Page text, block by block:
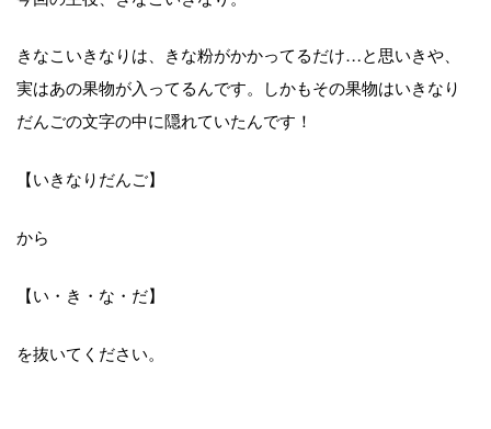
きなこいきなりは、きな粉がかかってるだけ…と思いきや、
実はあの果物が入ってるんです。しかもその果物はいきなり
だんごの文字の中に隠れていたんです！
【いきなりだんご】
から
【い・き・な・だ】
を抜いてください。